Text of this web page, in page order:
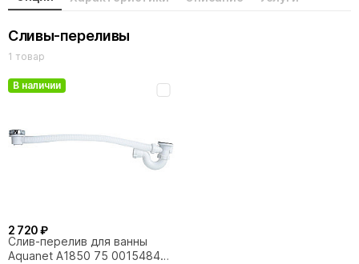
Сливы-переливы
1 товар
В наличии
2 720 ₽
Слив-перелив для ванны
Aquanet A1850 75 00154846